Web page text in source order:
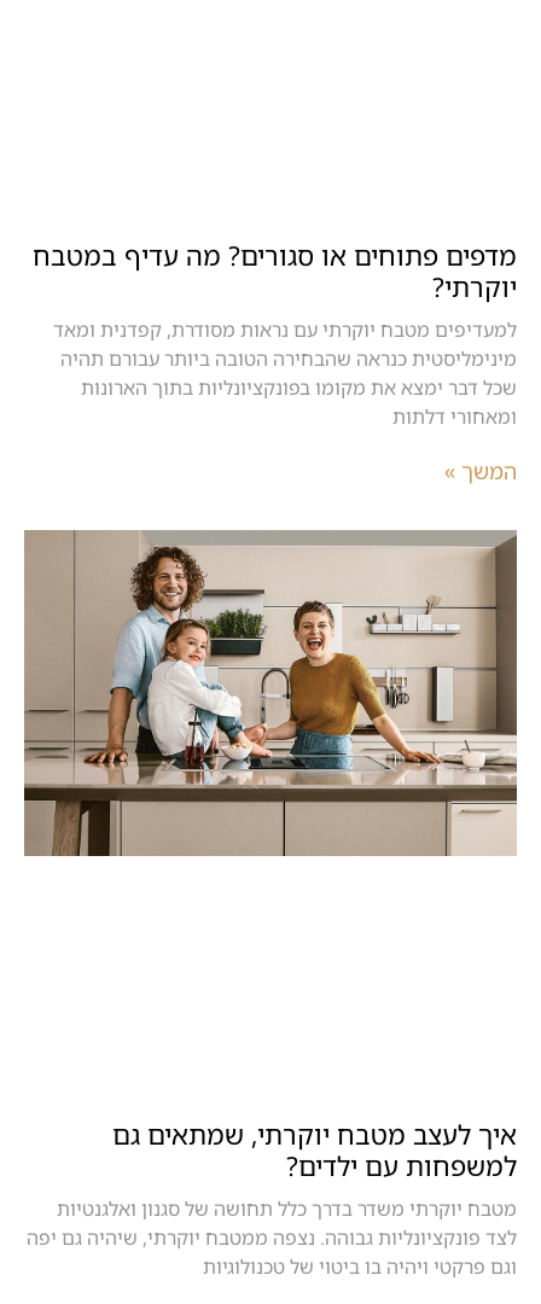
מדפים פתוחים או סגורים? מה עדיף במטבח
יוקרתי?
למעדיפים מטבח יוקרתי עם נראות מסודרת, קפדנית ומאד
מינימליסטית כנראה שהבחירה הטובה ביותר עבורם תהיה
שכל דבר ימצא את מקומו בפונקציונליות בתוך הארונות
ומאחורי דלתות
המשך »
איך לעצב מטבח יוקרתי, שמתאים גם
למשפחות עם ילדים?
מטבח יוקרתי משדר בדרך כלל תחושה של סגנון ואלגנטיות
לצד פונקציונליות גבוהה. נצפה ממטבח יוקרתי, שיהיה גם יפה
וגם פרקטי ויהיה בו ביטוי של טכנולוגיות